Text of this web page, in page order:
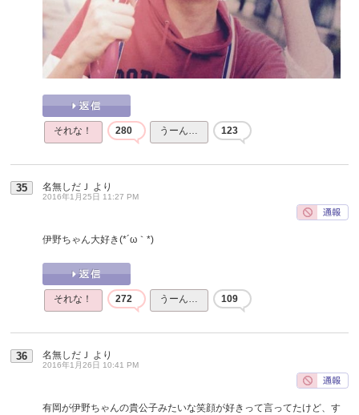
それな！ 280 うーん… 123
35 名無しだＪ より
2016年1月25日 11:27 PM
伊野ちゃん大好き(*´ω｀*)
それな！ 272 うーん… 109
36 名無しだＪ より
2016年1月26日 10:41 PM
有岡が伊野ちゃんの貴公子みたいな笑顔が好きって言ってたけど、す